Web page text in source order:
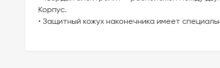
Корпус.
• Защитный кожух наконечника имеет